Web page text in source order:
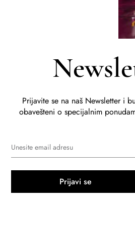
Prijavite se na naš Newsletter i
obavešteni o specijalnim
Prijavi se